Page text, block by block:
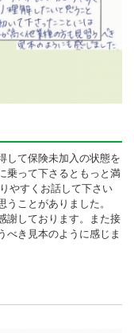
して保険未加入の状態を
乗って下さるともっと満
やすくお話して下さい
ことがありました。
謝しております。また接
べき見本のように感じま